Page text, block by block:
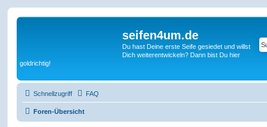
seifen4um.de
Du hast Deine erste Seife gesiedet und willst
Dich weiterentwickeln? Dann bist Du hier
goldrichtig!
Schnellzugriff FAQ
Foren-Übersicht